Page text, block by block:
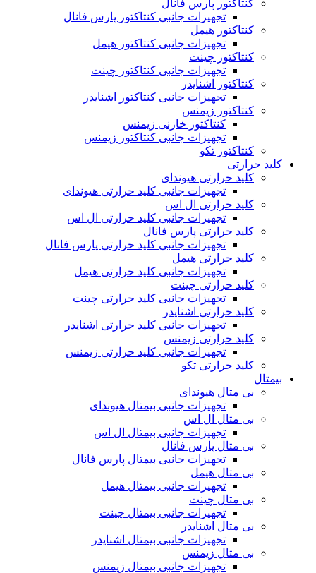
کنتاکتور پارس فانال
تجهیزات جانبی کنتاکتور پارس فانال
کنتاکتور هیمل
تجهیزات جانبی کنتاکتور هیمل
کنتاکتور چینت
تجهیزات جانبی کنتاکتور چینت
کنتاکتور اشنایدر
تجهیزات جانبی کنتاکتور اشنایدر
کنتاکتور زیمنس
کنتاکتور خازنی زیمنس
تجهیزات جانبی کنتاکتور زیمنس
کنتاکتور تکو
کلید حرارتی
کلید حرارتی هیوندای
تجهیزات جانبی کلید حرارتی هیوندای
کلید حرارتی ال اس
تجهیزات جانبی کلید حرارتی ال اس
کلید حرارتی پارس فانال
تجهیزات جانبی کلید حرارتی پارس فانال
کلید حرارتی هیمل
تجهیزات جانبی کلید حرارتی هیمل
کلید حرارتی چینت
تجهیزات جانبی کلید حرارتی چینت
کلید حرارتی اشنایدر
تجهیزات جانبی کلید حرارتی اشنایدر
کلید حرارتی زیمنس
تجهیزات جانبی کلید حرارتی زیمنس
کلید حرارتی تکو
بیمتال
بی متال هیوندای
تجهیزات جانبی بیمتال هیوندای
بی متال ال اس
تجهیزات جانبی بیمتال ال اس
بی متال پارس فانال
تجهیزات جانبی بیمتال پارس فانال
بی متال هیمل
تجهیزات جانبی بیمتال هیمل
بی متال چینت
تجهیزات جانبی بیمتال چینت
بی متال اشنایدر
تجهیزات جانبی بیمتال اشنایدر
بی متال زیمنس
تجهیزات جانبی بیمتال زیمنس